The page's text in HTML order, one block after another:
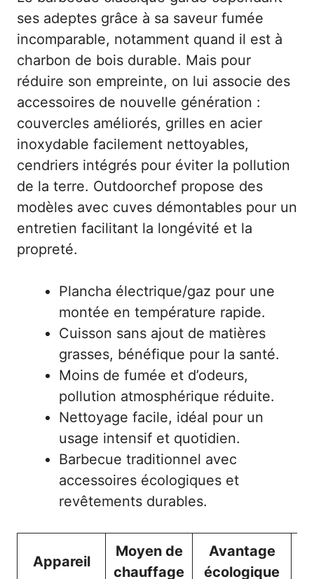
ses adeptes grâce à sa saveur fumée
incomparable, notamment quand il est à
charbon de bois durable. Mais pour
réduire son empreinte, on lui associe des
accessoires de nouvelle génération :
couvercles améliorés, grilles en acier
inoxydable facilement nettoyables,
cendriers intégrés pour éviter la pollution
de la terre. Outdoorchef propose des
modèles avec cuves démontables pour un
entretien facilitant la longévité et la
propreté.
Plancha électrique/gaz pour une
montée en température rapide.
Cuisson sans ajout de matières
grasses, bénéfique pour la santé.
Moins de fumée et d’odeurs,
pollution atmosphérique réduite.
Nettoyage facile, idéal pour un
usage intensif et quotidien.
Barbecue traditionnel avec
accessoires écologiques et
revêtements durables.
Appareil
Moyen de
chauffage
Avantage
écologique